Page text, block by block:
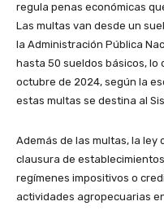
regula penas económicas
Las multas van desde un
la Administración Pública
hasta 50 sueldos básicos, lo
octubre de 2024, según la
estas multas se destina al
Además de las multas, la ley
clausura de
regímenes impositivos o
actividades agropecuarias